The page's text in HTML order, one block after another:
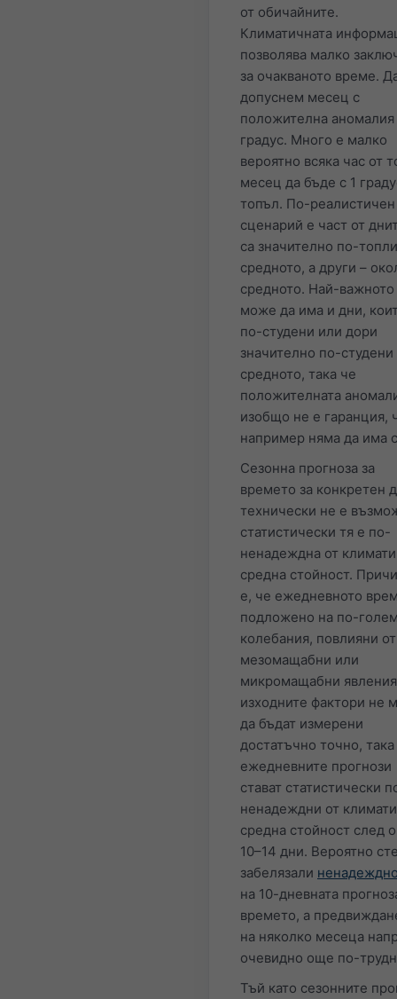
от обичайните.
Климатичната
позволява малко
за очакваното време.
допуснем месец с
положителна аномалия
градус. Много е малко
вероятно всяка час от
месец да бъде с 1
топъл. По-реалистичен
сценарий е част от
са значително по-
средното, а други –
средното. Най-
може да има и дни,
по-студени или дори
значително по-студени
средното, така че
положителната
изобщо не е гаранция,
например няма да има
Сезонна прогноза за
времето за конкретен
технически не е
статистически тя е по-
ненадеждна от
средна стойност.
е, че ежедневното
подложено на по-
колебания, повлияни от
мезомащабни или
микромащабни
изходните фактори не
да бъдат измерени
достатъчно точно,
ежедневните прогнози
стават статистически
ненадеждни от
средна стойност след
10–14 дни. Вероятно
забелязали
на 10-дневната
времето, а
на няколко месеца
очевидно още по-
Тъй като сезонните